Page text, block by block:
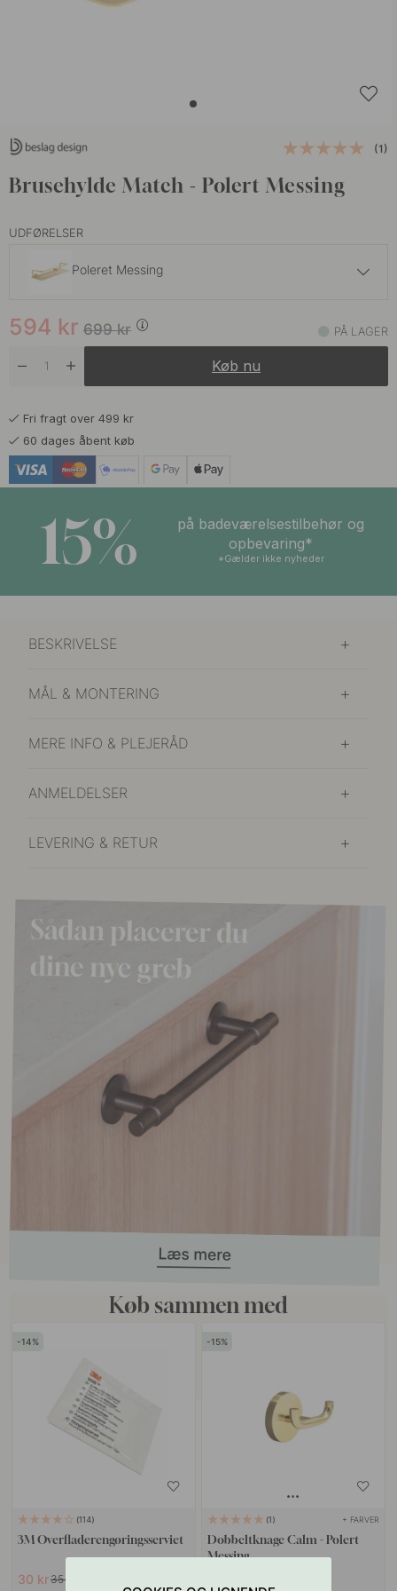
(1)
Brusehylde Match - Polert Messing
UDFØRELSER
Poleret Messing
Poleret Krom På lager
På lager
Børstet Nikkel
Mat Sort 699 kr
699kr
594 kr PÅ LAGER
Køb nu
Fri fragt over 499 kr
60 dages åbent køb
15%
på badeværelsestilbehør og
opbevaring*
*Gælder ikke nyheder
BESKRIVELSE
MÅL & MONTERING
MERE INFO & PLEJERÅD
ANMELDELSER
LEVERING & RETUR
Køb sammen med
14
114
3M Overfladerengøringsserviet
30 kr35 kr
15
1 + FARVER
Dobbeltknage Calm - Polert
Messing